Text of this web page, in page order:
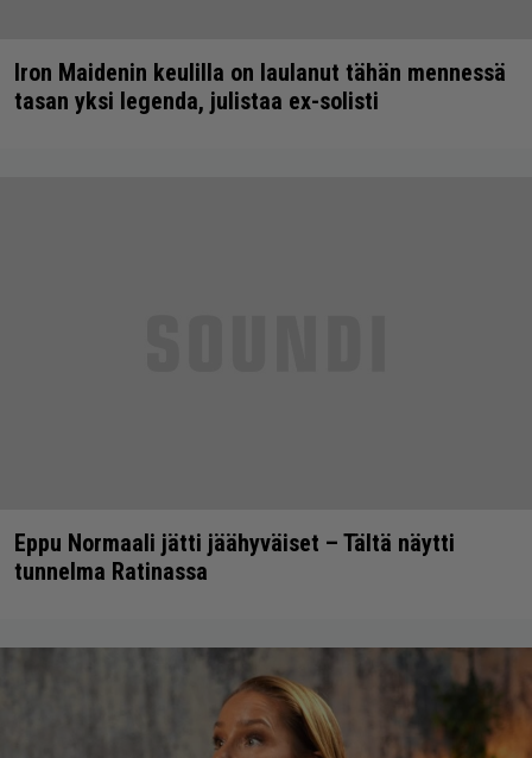
Iron Maidenin keulilla on laulanut tähän mennessä
tasan yksi legenda, julistaa ex-solisti
Eppu Normaali jätti jäähyväiset – Tältä näytti
tunnelma Ratinassa